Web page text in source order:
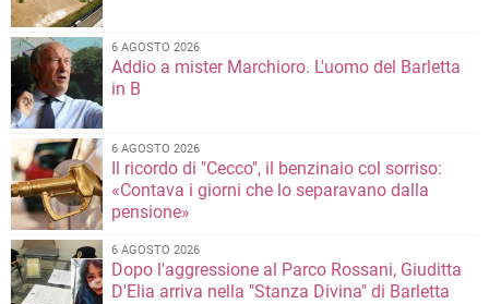
6 AGOSTO 2026
Addio a mister Marchioro. L'uomo del Barletta
in B
6 AGOSTO 2026
Il ricordo di "Cecco", il benzinaio col sorriso:
«Contava i giorni che lo separavano dalla
pensione»
6 AGOSTO 2026
Dopo l'aggressione al Parco Rossani, Giuditta
D'Elia arriva nella "Stanza Divina" di Barletta